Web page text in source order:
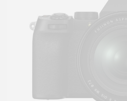
Fotokaubad